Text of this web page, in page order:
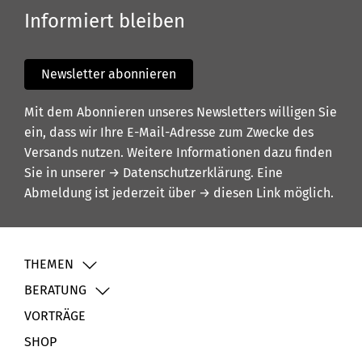
Informiert bleiben
Newsletter abonnieren
Mit dem Abonnieren unseres Newsletters willigen Sie
ein, dass wir Ihre E-Mail-Adresse zum Zwecke des
Versands nutzen. Weitere Informationen dazu finden
Sie in unserer → Datenschutzerklärung. Eine
Abmeldung ist jederzeit über → diesen Link möglich.
THEMEN
BERATUNG
VORTRÄGE
SHOP